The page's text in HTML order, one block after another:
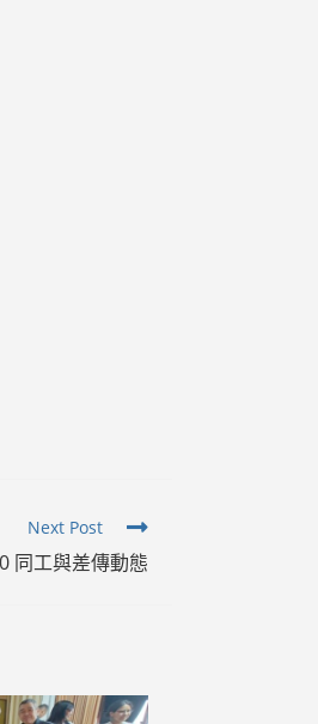
Next Post
同工與差傳動態